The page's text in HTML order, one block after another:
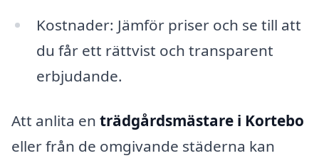
Kostnader: Jämför priser och se till att
du får ett rättvist och transparent
erbjudande.
Att anlita en trädgårdsmästare i Kortebo
eller från de omgivande städerna kan